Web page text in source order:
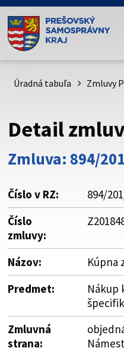
Doména psk.sk je oficiálna
Toto je oficiálna webová
psk.sk.
Buďte pozorní a vždy sa
cez zabezpečenú webovú
vždy začína https:// pred
Úradná tabuľa Zmluvy
Detail
Zmluva: 894/
Číslo v RZ:
894/
Číslo
zmluvy:
Názov:
Kúpna
Predmet:
Nákup
Zmluvná
strana: